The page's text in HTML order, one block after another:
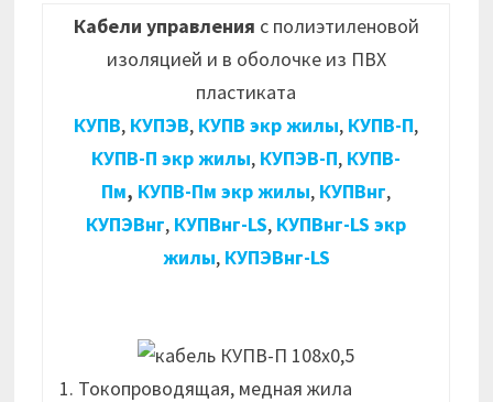
Кабели управления с полиэтиленовой
изоляцией и в оболочке из ПВХ
пластиката
КУПВ, КУПЭВ, КУПВ экр жилы, КУПВ-П,
КУПВ-П экр жилы, КУПЭВ-П, КУПВ-
Пм, КУПВ-Пм экр жилы, КУПВнг,
КУПЭВнг, КУПВнг-LS, КУПВнг-LS экр
жилы, КУПЭВнг-LS
1. Токопроводящая, медная жила